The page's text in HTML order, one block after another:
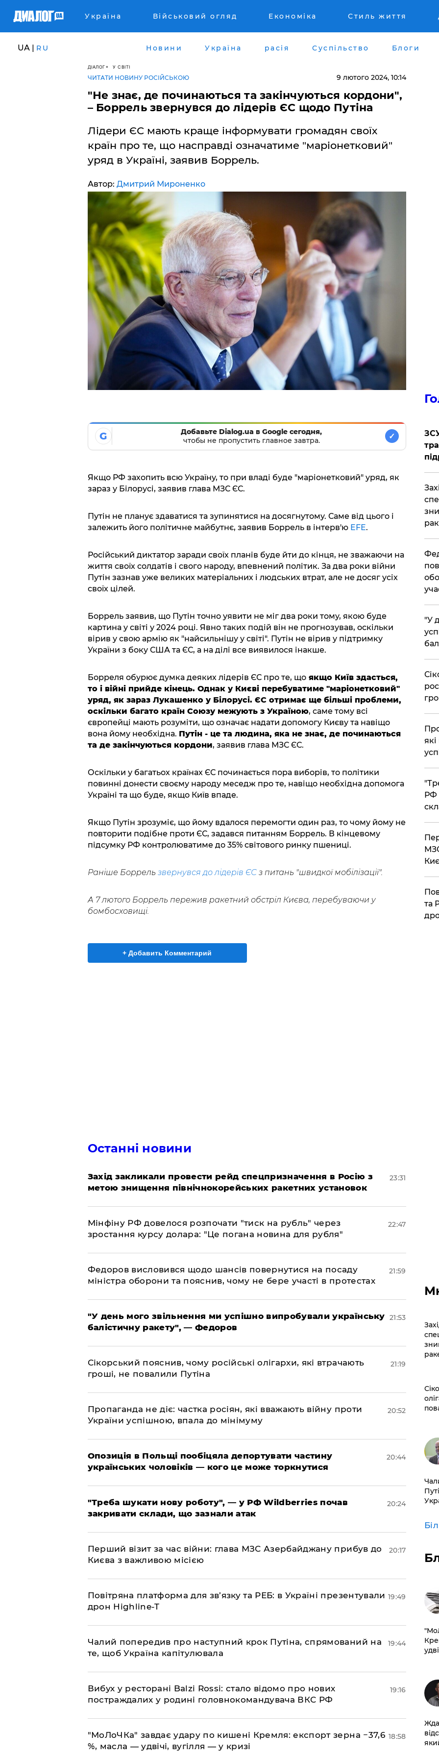
Україна Військовий огляд Економіка Стиль життя
UA | RU Новини Україна расія Суспільство Блоги
ДІАЛОГ У СВІТІ
ЧИТАТИ НОВИНУ РОСІЙСЬКОЮ 9 лютого 2024, 10:14
"Не знає, де починаються та закінчуються кордони",
– Боррель звернувся до лідерів ЄС щодо Путіна
Лідери ЄС мають краще інформувати громадян своїх
країн про те, що насправді означатиме "маріонетковий"
уряд в Україні, заявив Боррель.
Автор: Дмитрий Мироненко
G
Добавьте Dialog.ua в Google сегодня,
чтобы не пропустить главное завтра.
✓
Якщо РФ захопить всю Україну, то при владі буде "маріонетковий" уряд, як
зараз у Білорусі, заявив глава МЗС ЄС.
Путін не планує здаватися та зупинятися на досягнутому. Саме від цього і
залежить його політичне майбутнє, заявив Боррель в інтерв'юEFE.
Російський диктатор заради своїх планів буде йти до кінця, не зважаючи на
життя своїх солдатів і свого народу, впевнений політик. За два роки війни
Путін зазнав уже великих матеріальних і людських втрат, але не досяг усіх
своїх цілей.
Боррель заявив, що Путін точно уявити не міг два роки тому, якою буде
картина у світі у 2024 році. Явно таких подій він не прогнозував, оскільки
вірив у свою армію як "найсильнішу у світі". Путін не вірив у підтримку
України з боку США та ЄС, а на ділі все виявилося інакше.
Борреля обурює думка деяких лідерів ЄС про те, щоякщо Київ здасться,
то і війні прийде кінець. Однак у Києві перебуватиме "маріонетковий"
уряд, як зараз Лукашенко у Білорусі. ЄС отримає ще більші проблеми,
оскільки багато країн Союзу межують з Україною, саме тому всі
європейці мають розуміти, що означає надати допомогу Києву та навіщо
вона йому необхідна. Путін - це та людина, яка не знає, де починаються
та де закінчуються кордони, заявив глава МЗС ЄС.
Оскільки у багатьох країнах ЄС починається пора виборів, то політики
повинні донести своєму народу меседж про те, навіщо необхідна допомога
Україні та що буде, якщо Київ впаде.
Якщо Путін зрозуміє, що йому вдалося перемогти один раз, то чому йому не
повторити подібне проти ЄС, задався питанням Боррель. В кінцевому
підсумку РФ контролюватиме до 35% світового ринку пшениці.
Раніше Боррель звернувся до лідерів ЄСз питань "швидкої мобілізації".
А 7 лютого Боррель пережив ракетний обстріл Києва, перебуваючи у
бомбосховищі.
+ Добавить Комментарий
Останні новини
​Захід закликали провести рейд спецпризначення в Росію з
метою знищення північнокорейських ракетних установок
23:31
​Мінфіну РФ довелося розпочати "тиск на рубль" через
зростання курсу долара: "Це погана новина для рубля"
22:47
​Федоров висловився щодо шансів повернутися на посаду
міністра оборони та пояснив, чому не бере участі в протестах
21:59
​"У день мого звільнення ми успішно випробували українську
балістичну ракету", — Федоров
21:53
​Сікорський пояснив, чому російські олігархи, які втрачають
гроші, не повалили Путіна
21:19
​Пропаганда не діє: частка росіян, які вважають війну проти
України успішною, впала до мінімуму
20:52
​Опозиція в Польщі пообіцяла депортувати частину
українських чоловіків — кого це може торкнутися
20:44
​"Треба шукати нову роботу", — у РФ Wildberries почав
закривати склади, що зазнали атак
20:24
​Перший візит за час війни: глава МЗС Азербайджану прибув до
Києва з важливою місією
20:17
​Повітряна платформа для зв’язку та РЕБ: в Україні презентували
дрон Highline-T
19:49
​Чалий попередив про наступний крок Путіна, спрямований на
те, щоб Україна капітулювала
19:44
​Вибух у ресторані Balzi Rossi: стало відомо про нових
постраждалих у родині головнокомандувача ВКС РФ
19:16
​"МоЛоЧКа" завдає удару по кишені Кремля: експорт зерна −37,6
%, масла — удвічі, вугілля — у кризі
18:58
​"У
РФ
та